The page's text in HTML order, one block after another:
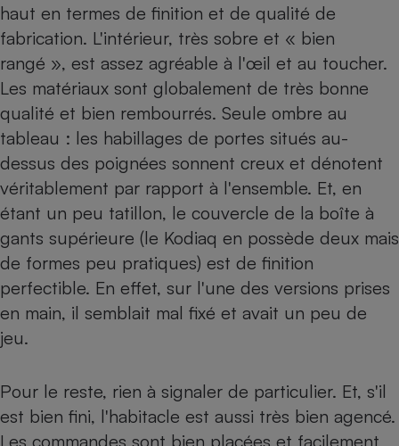
haut en termes de finition et de qualité de
fabrication. L'intérieur, très sobre et « bien
rangé », est assez agréable à l'œil et au toucher.
Les matériaux sont globalement de très bonne
qualité et bien rembourrés. Seule ombre au
tableau : les habillages de portes situés au-
dessus des poignées sonnent creux et dénotent
véritablement par rapport à l'ensemble. Et, en
étant un peu tatillon, le couvercle de la boîte à
gants supérieure (le Kodiaq en possède deux mais
de formes peu pratiques) est de finition
perfectible. En effet, sur l'une des versions prises
en main, il semblait mal fixé et avait un peu de
jeu.
Pour le reste, rien à signaler de particulier. Et, s'il
est bien fini, l'habitacle est aussi très bien agencé.
Les commandes sont bien placées et facilement
Cafetière à expressos
Robot ménager